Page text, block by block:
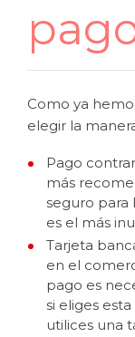
Como ya
elegir la
Pago
más
seguro para
es el más
Tarjeta
en el
pago es
si eliges
utilices una